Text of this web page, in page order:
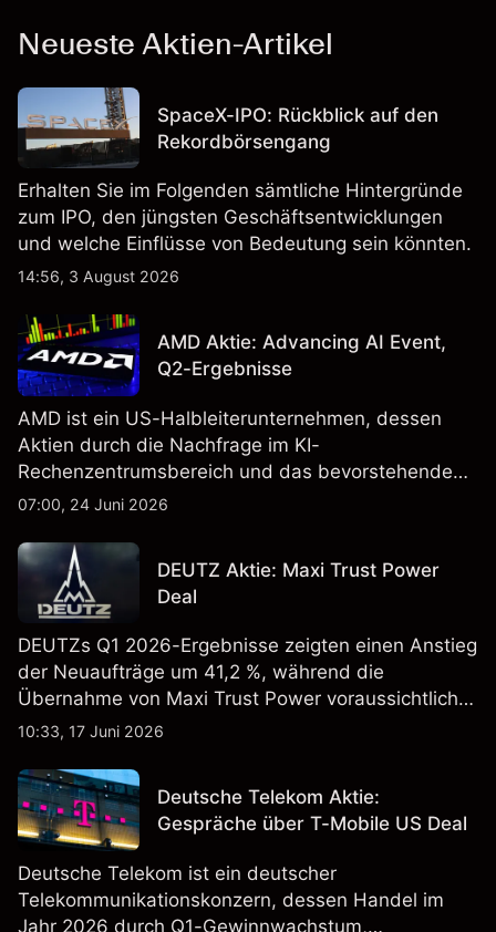
Neueste Aktien-Artikel
SpaceX-IPO: Rückblick auf den
Rekordbörsengang
Erhalten Sie im Folgenden sämtliche Hintergründe
zum IPO, den jüngsten Geschäftsentwicklungen
und welche Einflüsse von Bedeutung sein könnten.
14:56, 3 August 2026
AMD Aktie: Advancing AI Event,
Q2-Ergebnisse
AMD ist ein US-Halbleiterunternehmen, dessen
Aktien durch die Nachfrage im KI-
Rechenzentrumsbereich und das bevorstehende
„Advancing AI 2026"-Event im Juli Aufmerksamkeit
Vergangenheit ist kein verlässlicher Indikator für
zukünftige Ergebnisse.
07:00, 24 Juni 2026
DEUTZ Aktie: Maxi Trust Power
Deal
DEUTZs Q1 2026-Ergebnisse zeigten einen Anstieg
der Neuaufträge um 41,2 %, während die
Übernahme von Maxi Trust Power voraussichtlich
40 Mio. € zum Umsatz von DEUTZ Energy
Vergangenheit ist kein verlässlicher Indikator für
zukünftige Ergebnisse.
10:33, 17 Juni 2026
Deutsche Telekom Aktie:
Gespräche über T-Mobile US Deal
Deutsche Telekom ist ein deutscher
Telekommunikationskonzern, dessen Handel im
Jahr 2026 durch Q1-Gewinnwachstum,